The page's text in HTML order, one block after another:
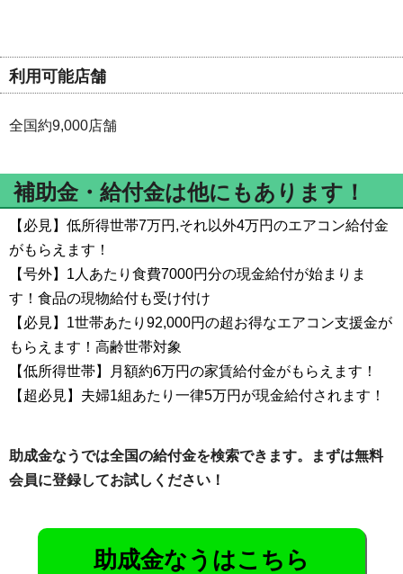
利用可能店舗
全国約9,000店舗
補助金・給付金は他にもあります！
【必見】低所得世帯7万円,それ以外4万円のエアコン給付金
がもらえます！
【号外】1人あたり食費7000円分の現金給付が始まりま
す！食品の現物給付も受け付け
【必見】1世帯あたり92,000円の超お得なエアコン支援金が
もらえます！高齢世帯対象
【低所得世帯】月額約6万円の家賃給付金がもらえます！
【超必見】夫婦1組あたり一律5万円が現金給付されます！
助成金なうでは全国の給付金を検索できます。まずは無料
会員に登録してお試しください！
助成金なうはこちら